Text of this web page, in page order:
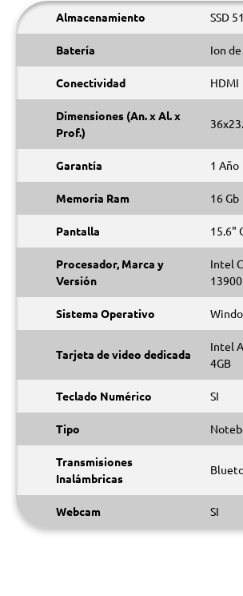
Almacenamiento SSD
Batería Ion
Conectividad HDMI
Dimensiones (An. x Al. x
Prof.)
Garantía 1 Año
Memoria Ram 16 Gb
Pantalla 15.6"
Procesador, Marca y
Versión
Intel
Sistema Operativo
Tarjeta de video dedicada
Intel
4GB
Teclado Numérico SI
Tipo
Transmisiones
Inalámbricas
Webcam SI